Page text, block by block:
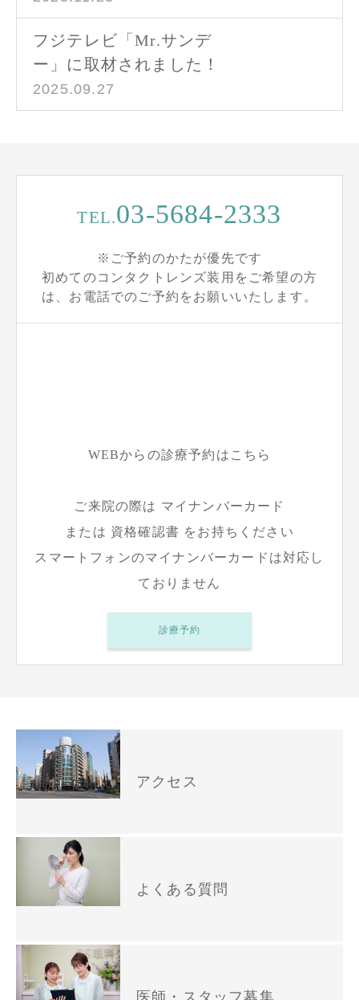
フジテレビ「Mr.サンデ
ー」に取材されました！
2025.09.27
TEL.03-5684-2333
※ご予約のかたが優先です
初めてのコンタクトレンズ装用をご希望の方
は、お電話でのご予約をお願いいたします。
WEBからの診療予約はこちら
ご来院の際は マイナンバーカード
または 資格確認書 をお持ちください
スマートフォンのマイナンバーカードは対応し
ておりません
診療予約
アクセス
よくある質問
医師・スタッフ募集